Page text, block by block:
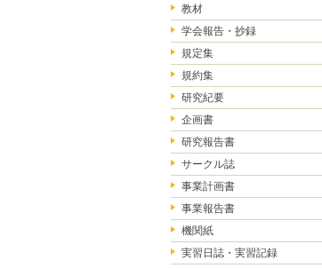
教材
学会報告・抄録
規定集
規約集
研究紀要
企画書
研究報告書
サークル誌
事業計画書
事業報告書
機関紙
実習日誌・実習記録